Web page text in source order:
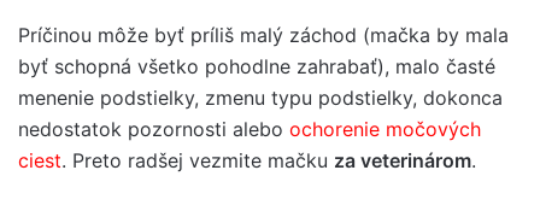
Príčinou môže byť príliš malý záchod (mačka by mala
byť schopná všetko pohodlne zahrabať), malo časté
menenie podstielky, zmenu typu podstielky, dokonca
nedostatok pozornosti alebo ochorenie močových
ciest. Preto radšej vezmite mačku za veterinárom.